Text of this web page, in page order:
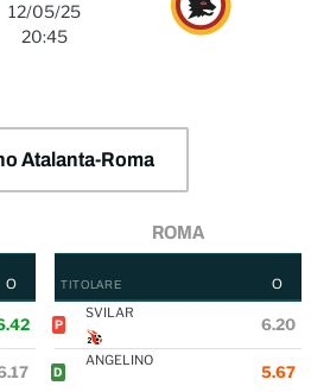
12/05/25
20:45
Atalanta-Roma
O
ROMA
TITOLARE O
P
SVILAR
6.20
D
ANGELINO
5.67